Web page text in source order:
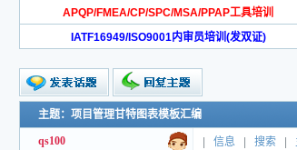
APQP/FMEA/CP/SPC/MSA/PPAP工具培训
IATF16949/ISO9001内审员培训(发双证)
主题：项目管理甘特图表模板汇编
qs100 信息 搜索